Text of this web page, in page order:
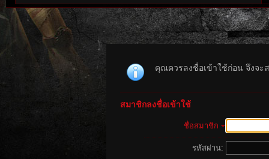
คุณควรลงชื่อเข้าใช้ก่อน จึงจะ
สมาชิกลงชื่อเข้าใช้
ชื่อสมาชิก
รหัสผ่าน: